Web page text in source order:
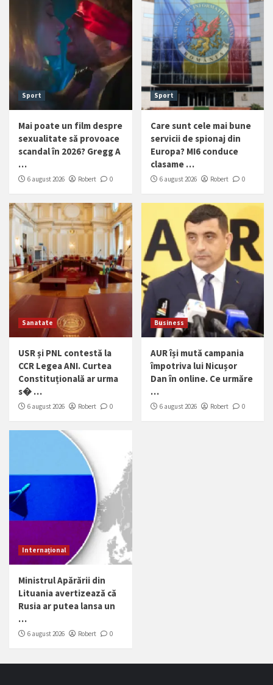
Sport
Mai poate un film despre
sexualitate să provoace
scandal în 2026? Gregg A
…
6 august 2026 Robert 0
Sport
Care sunt cele mai bune
servicii de spionaj din
Europa? MI6 conduce
clasame …
6 august 2026 Robert 0
Sanatate
USR și PNL contestă la
CCR Legea ANI. Curtea
Constituțională ar urma
s� …
6 august 2026 Robert 0
Business
AUR își mută campania
împotriva lui Nicușor
Dan în online. Ce urmăre
…
6 august 2026 Robert 0
Internațional
Ministrul Apărării din
Lituania avertizează că
Rusia ar putea lansa un
…
6 august 2026 Robert 0